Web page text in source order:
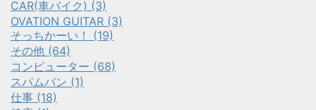
CAR(車バイク) (3)
OVATION GUITAR (3)
そっちかーい！ (19)
その他 (64)
コンピューター (68)
スパムバン (1)
仕事 (18)